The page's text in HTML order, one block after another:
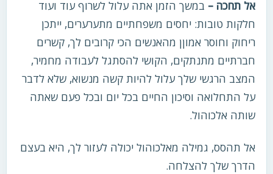
אל תחכה – במשך הזמן אתה עלול לשרוף עוד ועוד
חלקות טובות: יחסים משפחתיים מתערערים, ייתכן
ריחוק וחוסר אמוןן מהאנשים הכי קרובים לך, קשרים
חברתיים מתנתקים, הקושי להסתגל לעבודה מחמיר,
המצב הרגשי שלך עלול להיות קשה מנשוא, שלא לדבר
על התחלואה וסיכון החיים בכל יום ובכל פעם שאתה
שותה אלכוהול.
אל תהסס, גמילה מאלכוהול יכולה לעזור לך, היא בעצם
הדרך שלך להצלחה.